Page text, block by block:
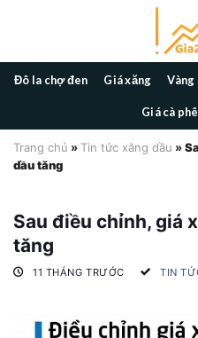
Đô la chợ đen Giá xăng
Giá cà phê
Trang chủ » Tin tức xăng dầu »
dầu tăng
Sau điều chỉnh, giá
tăng
11 THÁNG TRƯỚC TIN